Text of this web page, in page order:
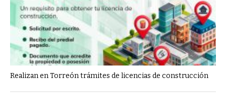
Realizan en Torreón trámites de licencias de construcción